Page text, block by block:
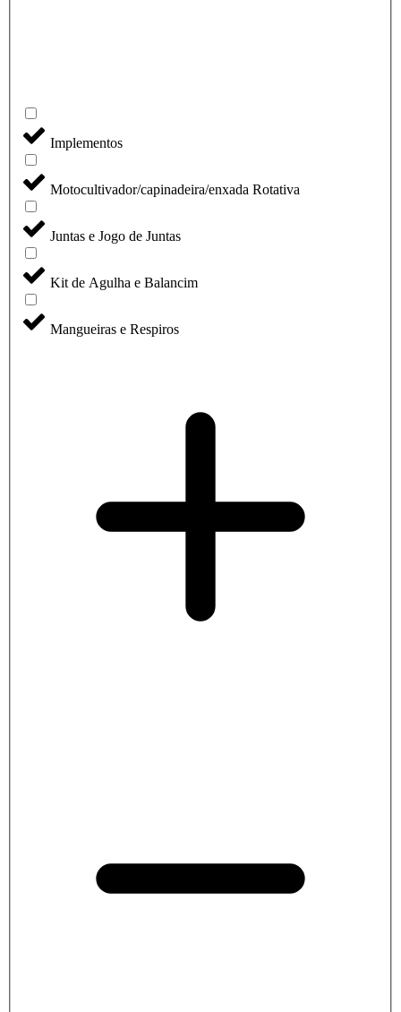
Implementos
Motocultivador/capinadeira/enxada Rotativa
Juntas e Jogo de Juntas
Kit de Agulha e Balancim
Mangueiras e Respiros